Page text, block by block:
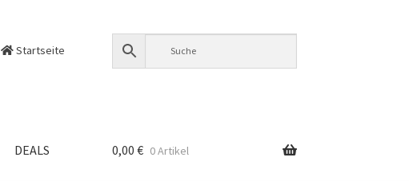
Startseite
DEALS 0,00 € 0 Artikel